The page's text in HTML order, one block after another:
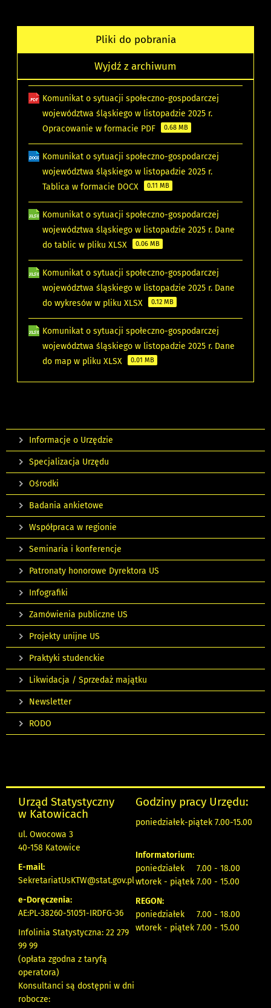
Pliki do pobrania
Wyjdź z archiwum
Komunikat o sytuacji społeczno-gospodarczej
województwa śląskiego w listopadzie 2025 r.
Opracowanie w formacie PDF
0.68 MB
Komunikat o sytuacji społeczno-gospodarczej
województwa śląskiego w listopadzie 2025 r.
Tablica w formacie DOCX
0.11 MB
Komunikat o sytuacji społeczno-gospodarczej
województwa śląskiego w listopadzie 2025 r. Dane
do tablic w pliku XLSX
0.06 MB
Komunikat o sytuacji społeczno-gospodarczej
województwa śląskiego w listopadzie 2025 r. Dane
do wykresów w pliku XLSX
0.12 MB
Komunikat o sytuacji społeczno-gospodarczej
województwa śląskiego w listopadzie 2025 r. Dane
do map w pliku XLSX
0.01 MB
Informacje o Urzędzie
Specjalizacja Urzędu
Ośrodki
Badania ankietowe
Współpraca w regionie
Seminaria i konferencje
Patronaty honorowe Dyrektora US
Infografiki
Zamówienia publiczne US
Projekty unijne US
Praktyki studenckie
Likwidacja / Sprzedaż majątku
Newsletter
RODO
Urząd Statystyczny
w Katowicach
ul. Owocowa 3
40-158 Katowice
E-mail:
SekretariatUsKTW@stat.gov.pl
e-Doręczenia:
AE:PL-38260-51051-IRDFG-36
Infolinia Statystyczna: 22 279
99 99
(opłata zgodna z taryfą
operatora)
Konsultanci są dostępni w dni
robocze:
Godziny pracy Urzędu:
poniedziałek-piątek 7.00-15.00
Informatorium:
poniedziałek 7.00 - 18.00
wtorek - piątek 7.00 - 15.00
REGON:
poniedziałek 7.00 - 18.00
wtorek - piątek 7.00 - 15.00